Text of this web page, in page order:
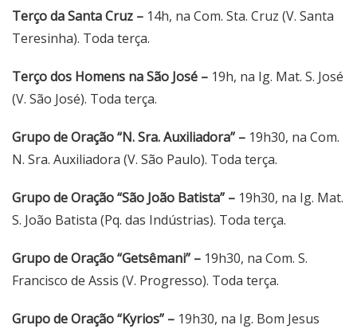
Terço da Santa Cruz – 14h, na Com. Sta. Cruz (V. Santa
Teresinha). Toda terça.
Terço dos Homens na São José – 19h, na Ig. Mat. S. José
(V. São José). Toda terça.
Grupo de Oração “N. Sra. Auxiliadora” – 19h30, na Com.
N. Sra. Auxiliadora (V. São Paulo). Toda terça.
Grupo de Oração “São João Batista” – 19h30, na Ig. Mat.
S. João Batista (Pq. das Indústrias). Toda terça.
Grupo de Oração “Getsêmani” – 19h30, na Com. S.
Francisco de Assis (V. Progresso). Toda terça.
Grupo de Oração “Kyrios” – 19h30, na Ig. Bom Jesus